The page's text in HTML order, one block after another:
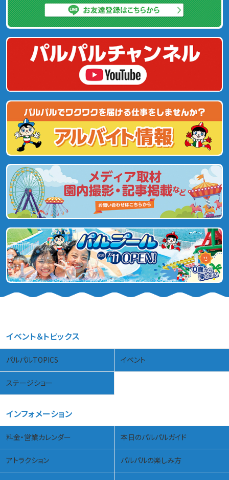
イベント＆トピックス
パルパルTOPICS イベント
ステージショー
インフォメーション
料金・営業カレンダー 本日のパルパルガイド
アトラクション パルパルの楽しみ方